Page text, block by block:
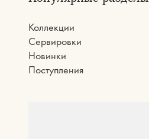
Коллекции
Сервировки
Новинки
Поступления